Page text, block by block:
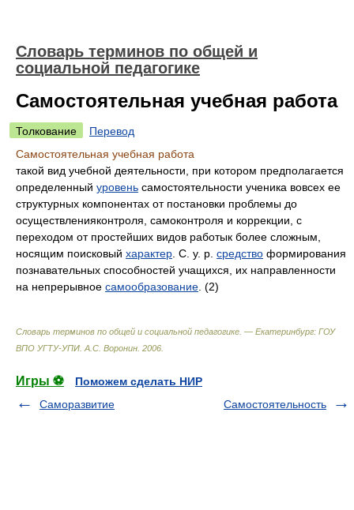
Словарь терминов по общей и
социальной педагогике
Самостоятельная учебная работа
Толкование
Перевод
Самостоятельная учебная работа
такой вид учебной деятельности, при котором предполагается
определенный уровень самостоятельности ученика вовсех ее
структурных компонентах от постановки проблемы до
осуществленияконтроля, самоконтроля и коррекции, с
переходом от простейших видов работык более сложным,
носящим поисковый характер . С. у. р. средство формирования
познавательных способностей учащихся, их направленности
на непрерывное самообразование . (2)
Словарь терминов по общей и социальной педагогике. — Екатеринбург: ГОУ
ВПО УГТУ-УПИ А.С. Воронин 2006
Игры ⚽
Поможем сделать НИР
Саморазвитие
Самостоятельность